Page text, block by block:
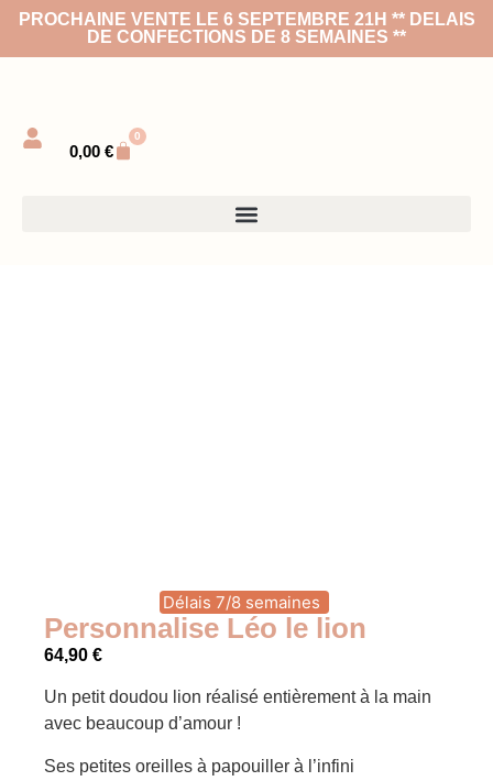
PROCHAINE VENTE LE 6 SEPTEMBRE 21H ** DELAIS
DE CONFECTIONS DE 8 SEMAINES **
0,00 €
0
Délais 7/8 semaines
Personnalise Léo le lion
64,90 €
Un petit doudou lion réalisé entièrement à la main
avec beaucoup d’amour !
Ses petites oreilles à papouiller à l’infini